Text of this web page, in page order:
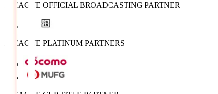
J.LEAGUE OFFICIAL BROADCASTING PARTNER
J.LEAGUE PLATINUM PARTNERS